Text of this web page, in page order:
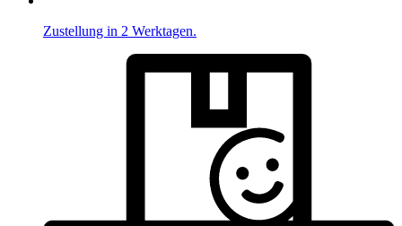
Zustellung in 2 Werktagen.